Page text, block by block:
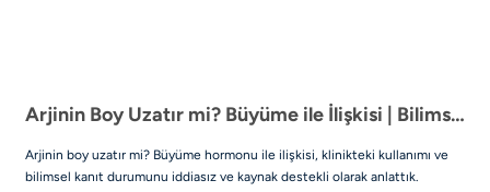
Arjinin Boy Uzatır mi? Büyüme ile İlişkisi | Bilimsel Analiz
Arjinin boy uzatır mi? Büyüme hormonu ile ilişkisi, klinikteki kullanımı ve
bilimsel kanıt durumunu iddiasız ve kaynak destekli olarak anlattık.